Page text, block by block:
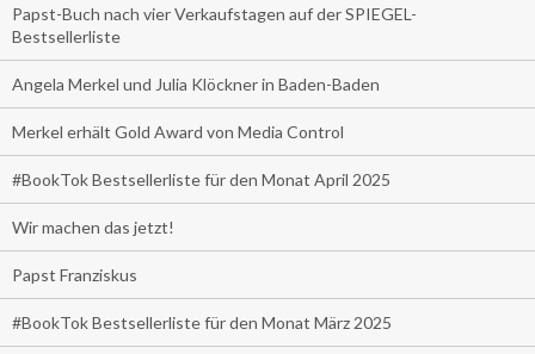
Papst-Buch nach vier Verkaufstagen auf der SPIEGEL-
Bestsellerliste
Angela Merkel und Julia Klöckner in Baden-Baden
Merkel erhält Gold Award von Media Control
#BookTok Bestsellerliste für den Monat April 2025
Wir machen das jetzt!
Papst Franziskus
#BookTok Bestsellerliste für den Monat März 2025